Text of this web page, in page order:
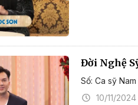
Đời Nghệ
Số: Ca sỹ
10/11/2024